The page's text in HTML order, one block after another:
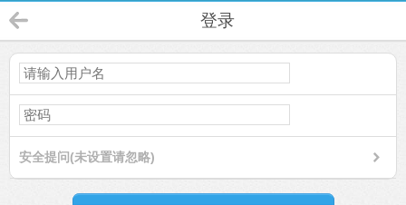
登录
安全提问(未设置请忽略)